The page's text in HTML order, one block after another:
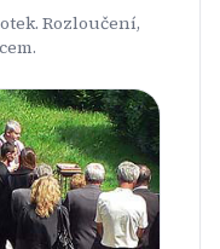
Rozloučení,